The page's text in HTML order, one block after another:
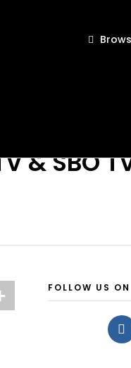
& SBO
FOLLOW US ON